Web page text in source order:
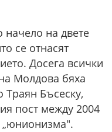
на двете
се отнасят
Досега всички
Молдова бяха
Бъсеску,
пост между 2004